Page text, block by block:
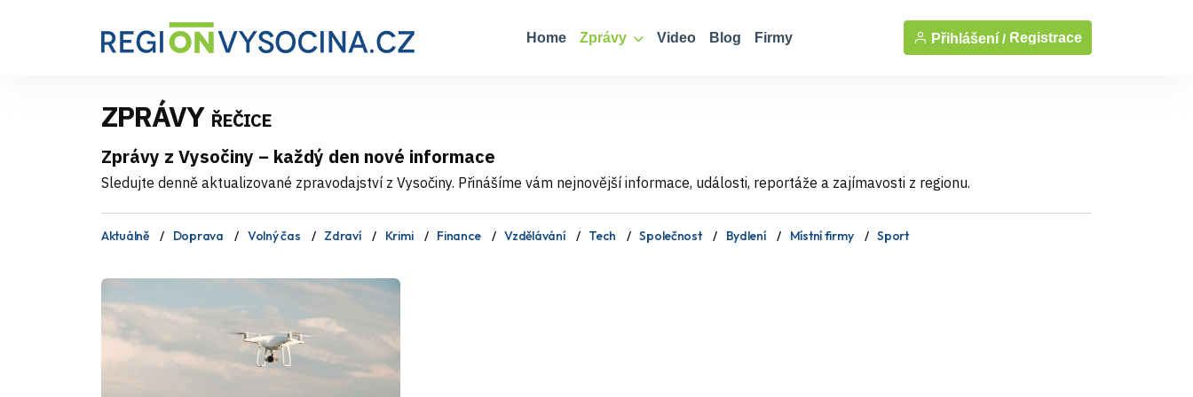
Home Zprávy Video Blog Firmy Přihlášení / Registrace
ZPRÁVY ŘEČICE
Zprávy z Vysočiny – každý den nové informace
Sledujte denně aktualizované zpravodajství z Vysočiny. Přinášíme vám nejnovější informace, události, reportáže a zajímavosti z regionu.
Aktuálně Doprava Volný čas Zdraví Krimi Finance Vzdělávání Tech Společnost Bydlení Místní firmy Sport